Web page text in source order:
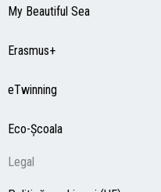
My Beautiful Sea
Erasmus+
eTwinning
Eco-Şcoala
Legal